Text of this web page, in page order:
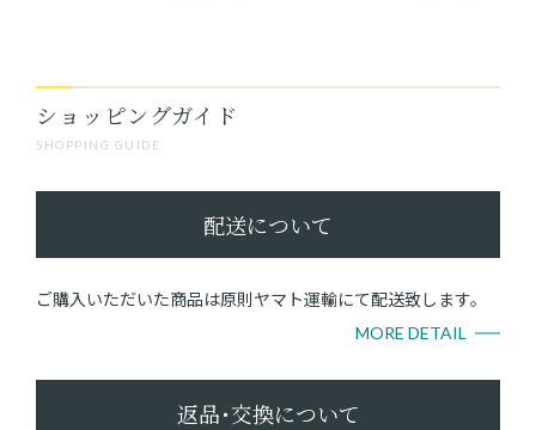
SHOPPING GUIDE
ショッピングガイド
配送について
ご購入いただいた商品は原則ヤマト運輸にて配送致します。
MORE DETAIL
返品･交換について